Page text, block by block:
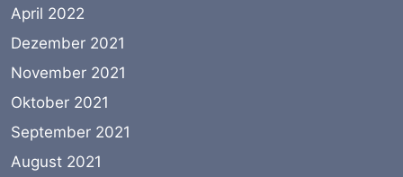
April 2022
Dezember 2021
November 2021
Oktober 2021
September 2021
August 2021